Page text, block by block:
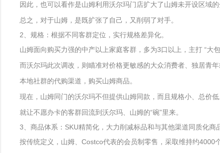
因此，也可以看作是山姆利用沃尔玛门店扩大了山姆未开设区域
总之，对于山姆，是既扩张了自己，又削弱了对手。
2、规格：根据不同客群定位，实行规格差异化。
山姆面向购买力强的中产以上家庭客群，多为3口以上，主打 “大
而沃尔玛此次调改，则瞄准对价格更敏感的大众消费者、独居青
本地社群的代购渠道，购买山姆商品。
现在，山姆同门的沃尔玛不但提供山姆同款，而且规格小、总价
就让不愿办卡的客群回流到沃尔玛、山姆的“碗”里来。
3、商品体系：SKU精简化，大力削减标品和与其他渠道同质化商
按传统定义，山姆、Costco代表的会员制零售，采取维持约4000